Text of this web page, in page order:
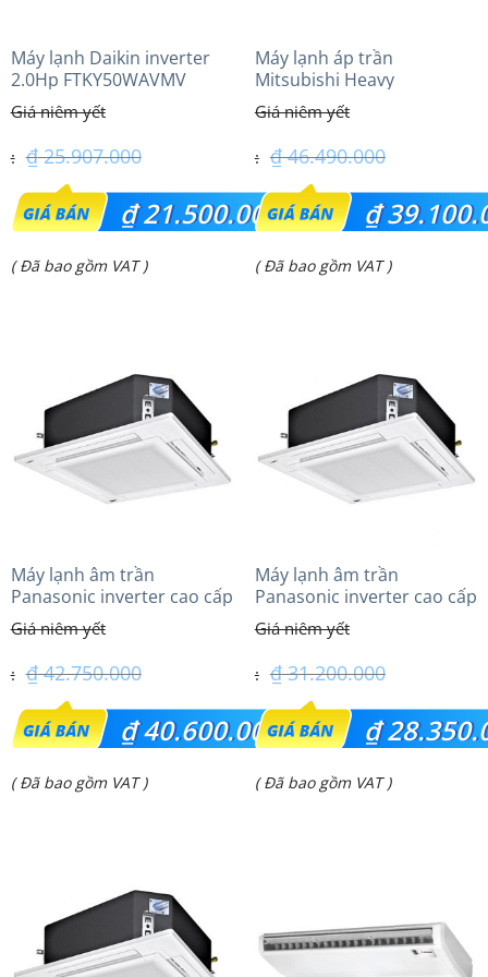
Máy lạnh Daikin inverter
2.0Hp FTKY50WAVMV
₫25.907.000
Giá
gốc
là:
₫21.500.000
Giá
₫ 21.500.000.
( Đã bao gồm VAT )
Máy lạnh áp trần
Mitsubishi Heavy
FDE100VG (4.0Hp) Cao cấp
– 1 Pha
₫46.490.000
Giá
gốc
là:
₫
Giá
₫ 39.100.000.
( Đã bao gồm VAT )
Máy lạnh âm trần
Panasonic inverter cao cấp
(5.0Hp) S-3448PU3HA/U-
43PRH1H5
₫42.750.000
Giá
gốc
là:
₫40.600.000
Giá
₫ 40.600.000.
( Đã bao gồm VAT )
Máy lạnh âm trần
Panasonic inverter cao cấp
(2.5Hp) S-1821PU3HA/U-
21PRH1H5
₫31.200.000
Giá
gốc
là:
₫
Giá
₫ 28.350.000.
( Đã bao gồm VAT )